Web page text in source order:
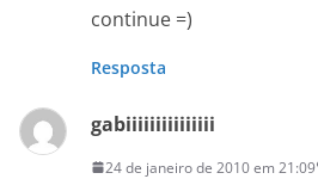
continue =)
Resposta
gabiiiiiiiiiiiiiii
24 de janeiro de 2010 em 21:09